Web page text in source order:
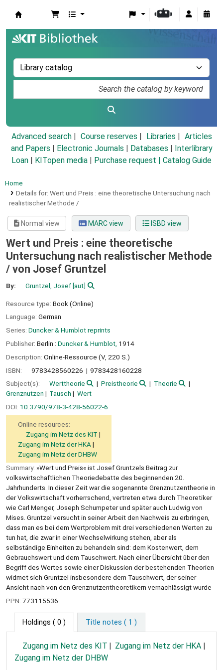
Advanced search Course reserves Libraries
Articles
and Papers
Electronic Journals Databases
Interlibrary
Loan
KITopen media Purchase request | Catalog Guide
Home
Details for: Wert und Preis : eine theoretische Untersuchung nach
realistischer Methode /
Normal view MARC view ISBD view
Wert und Preis : eine theoretische
Untersuchung nach realistischer Methode
/ von Josef Gruntzel
By: Gruntzel, Josef[aut]
Resource type: Book (Online)
Language: German
Series: Duncker & Humblot reprints
Publisher: Berlin : Duncker & Humblot, 1914
Description: Online-Ressource (V, 220 S.)
ISBN:
9783428560226
9783428160228
Subject(s):
Werttheorie Preistheorie
Theorie
Grenznutzen
Tausch
Wert
DOI: 10.3790/978-3-428-56022-6
Online resources:
Zugang im Netz des KIT
Zugang im Netz der HKA
Zugang im Netz der DHBW
Summary: »Wert und Preis« ist Josef Gruntzels Beitrag zur
volkswirtschaftlichen Theoriedebatte des beginnenden 20.
Jahrhunderts. In dieser Zeit war die sogenannte Grenznutzentheorie in
der Volkswirtschaft vorherrschend, vertreten etwa durch Theoretiker
wie Carl Menger, Joseph Schumpeter und später auch Ludwig von
Mises. Gruntzel versucht in seiner Arbeit den Nachweis zu erbringen,
dass man es bei dem Wertproblem mit drei verschiedenen Werten zu
tun hat, die zwar in einer Wechselwirkung stehen, aber als
selbständige Einheiten zu behandeln sind: dem Kostenwert, dem
Gebrauchswert und dem Tauschwert. Nach einer Übersicht über den
Begriff des Wertes sowie einer Diskussion der bestehenden Theorien
widmet sich Gruntzel insbesondere dem Tauschwert, der seiner
Ansicht nach von den Grenznutzentheoretikern vernachlässigt wurde
PPN: 773115536
Holdings ( 0 ) Title notes ( 1 )
Zugang im Netz des KIT
Zugang im Netz der HKA
Zugang im Netz der DHBW